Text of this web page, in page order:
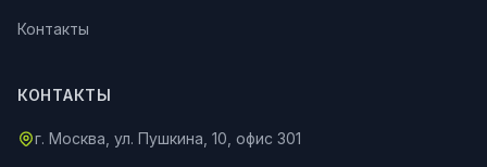
Контакты
КОНТАКТЫ
г. Москва, ул. Пушкина, 10, офис 301